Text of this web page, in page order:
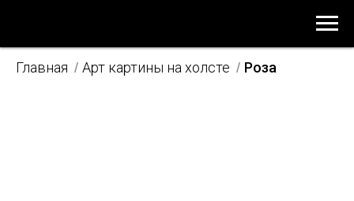
Главная / Арт картины на холсте / Роза